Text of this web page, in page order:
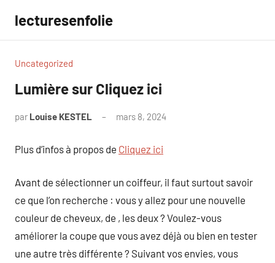
contenu
lecturesenfolie
Uncategorized
Lumière sur Cliquez ici
par Louise KESTEL mars 8, 2024
Plus d’infos à propos de Cliquez ici
Avant de sélectionner un coiffeur, il faut surtout savoir
ce que l’on recherche : vous y allez pour une nouvelle
couleur de cheveux, de , les deux ? Voulez-vous
améliorer la coupe que vous avez déjà ou bien en tester
une autre très différente ? Suivant vos envies, vous